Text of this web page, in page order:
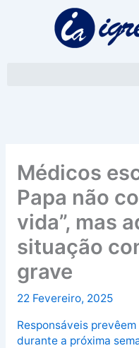
Médicos
Papa não
vida”, mas
situação
grave
22 Fevereiro, 2025
Responsáveis
durante a próxima